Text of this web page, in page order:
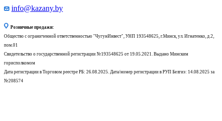
info@kazany.by
Розничные продажи:
Общество с ограниченной ответственностью "ЧугунИнвест", УНП 193548625, г.Минск, ул. Игнатенко, д.2,
пом.01
Свидетельство о государственной регистрации №193548625 от 19.05.2021. Выдано Минским
горисполкомом
Дата регистрации в Торговом реестре РБ: 26.08.2025. Дата/номер регистрации в РУП Белгиэ: 14.08.2025 за
№208574